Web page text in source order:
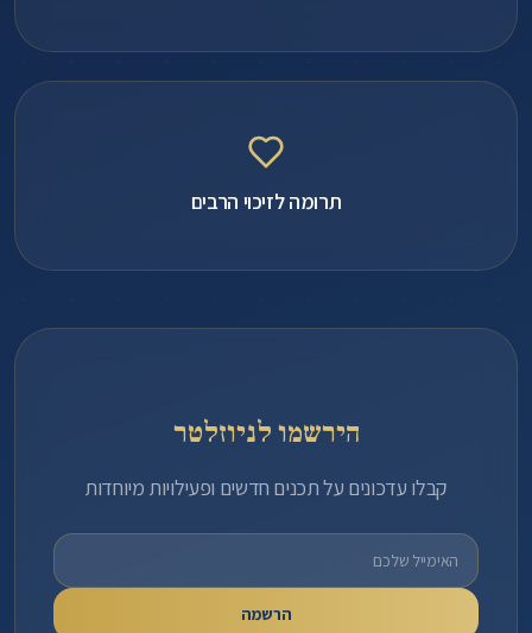
תרומה לזיכוי הרבים
הירשמו לניוזלטר
קבלו עדכונים על תכנים חדשים ופעילויות מיוחדות
כתובת אימייל
הרשמה